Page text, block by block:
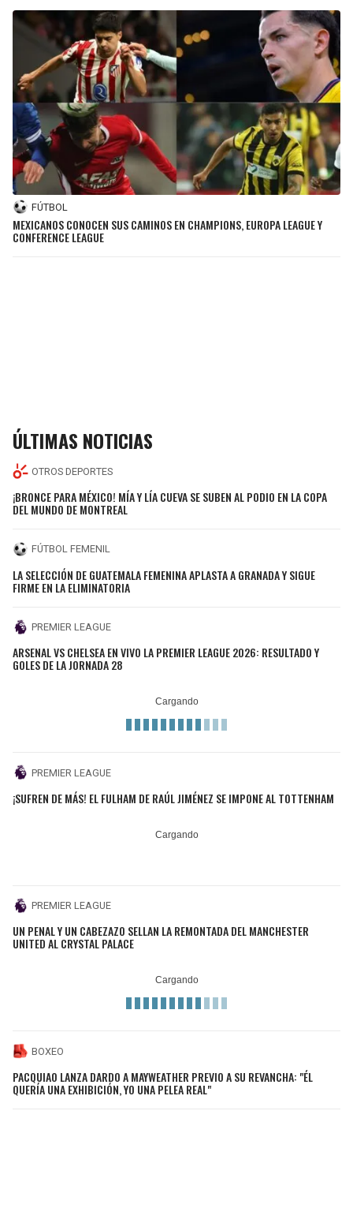
FÚTBOL
MEXICANOS CONOCEN SUS CAMINOS EN CHAMPIONS, EUROPA LEAGUE Y
CONFERENCE LEAGUE
ÚLTIMAS NOTICIAS
OTROS DEPORTES
¡BRONCE PARA MÉXICO! MÍA Y LÍA CUEVA SE SUBEN AL PODIO EN LA COPA
DEL MUNDO DE MONTREAL
FÚTBOL FEMENIL
LA SELECCIÓN DE GUATEMALA FEMENINA APLASTA A GRANADA Y SIGUE
FIRME EN LA ELIMINATORIA
PREMIER LEAGUE
ARSENAL VS CHELSEA EN VIVO LA PREMIER LEAGUE 2026: RESULTADO Y
GOLES DE LA JORNADA 28
PREMIER LEAGUE
¡SUFREN DE MÁS! EL FULHAM DE RAÚL JIMÉNEZ SE IMPONE AL TOTTENHAM
PREMIER LEAGUE
UN PENAL Y UN CABEZAZO SELLAN LA REMONTADA DEL MANCHESTER
UNITED AL CRYSTAL PALACE
BOXEO
PACQUIAO LANZA DARDO A MAYWEATHER PREVIO A SU REVANCHA: "ÉL
QUERÍA UNA EXHIBICIÓN, YO UNA PELEA REAL"